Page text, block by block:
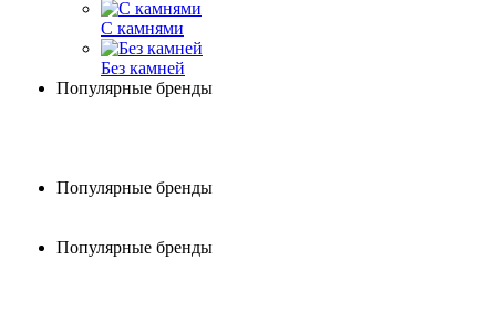
С камнями
Без камней
Популярные бренды
Популярные бренды
Популярные бренды